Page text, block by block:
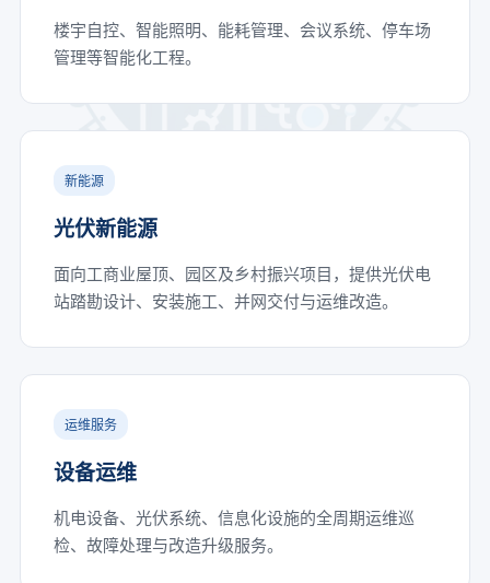
楼宇自控、智能照明、能耗管理、会议系统、停车场
管理等智能化工程。
新能源
光伏新能源
面向工商业屋顶、园区及乡村振兴项目，提供光伏电
站踏勘设计、安装施工、并网交付与运维改造。
运维服务
设备运维
机电设备、光伏系统、信息化设施的全周期运维巡
检、故障处理与改造升级服务。